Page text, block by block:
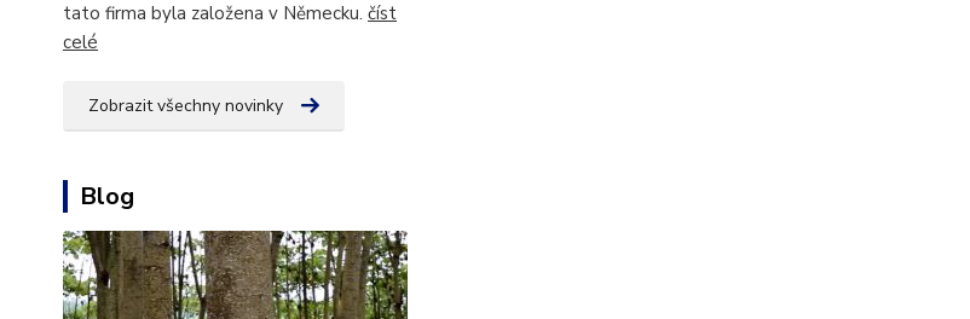
tato firma byla založena v Německu. číst
celé
Zobrazit všechny novinky
Blog